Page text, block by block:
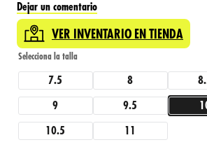
5. gorras
Dejar un comentario
VER INVENTARIO EN TIENDA
7.5 8
9 9.5
10.5 11